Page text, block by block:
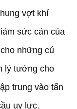
vợt khí
sức cản của
những cú
lý tưởng cho
trung vào tấn
uy lực.